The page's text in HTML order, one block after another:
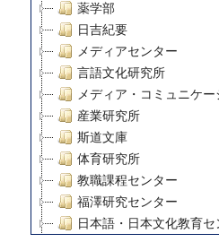
薬学部
日吉紀要
メディアセンター
言語文化研究所
メディア・コミュニケー
産業研究所
斯道文庫
体育研究所
教職課程センター
福澤研究センター
日本語・日本文化教育セ